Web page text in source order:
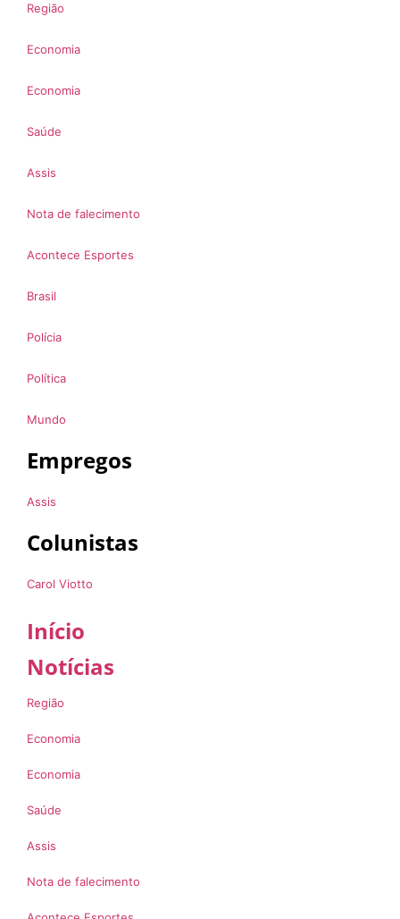
Região
Economia
Economia
Saúde
Assis
Nota de falecimento
Acontece Esportes
Brasil
Polícia
Política
Mundo
Empregos
Assis
Colunistas
Carol Viotto
Início
Notícias
Região
Economia
Economia
Saúde
Assis
Nota de falecimento